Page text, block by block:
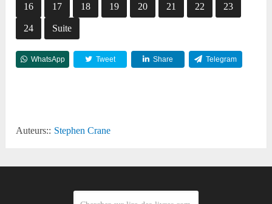
16 17 18 19 20 21 22 23
24 Suite
WhatsApp Tweet Share Telegram
Auteurs:: Stephen Crane